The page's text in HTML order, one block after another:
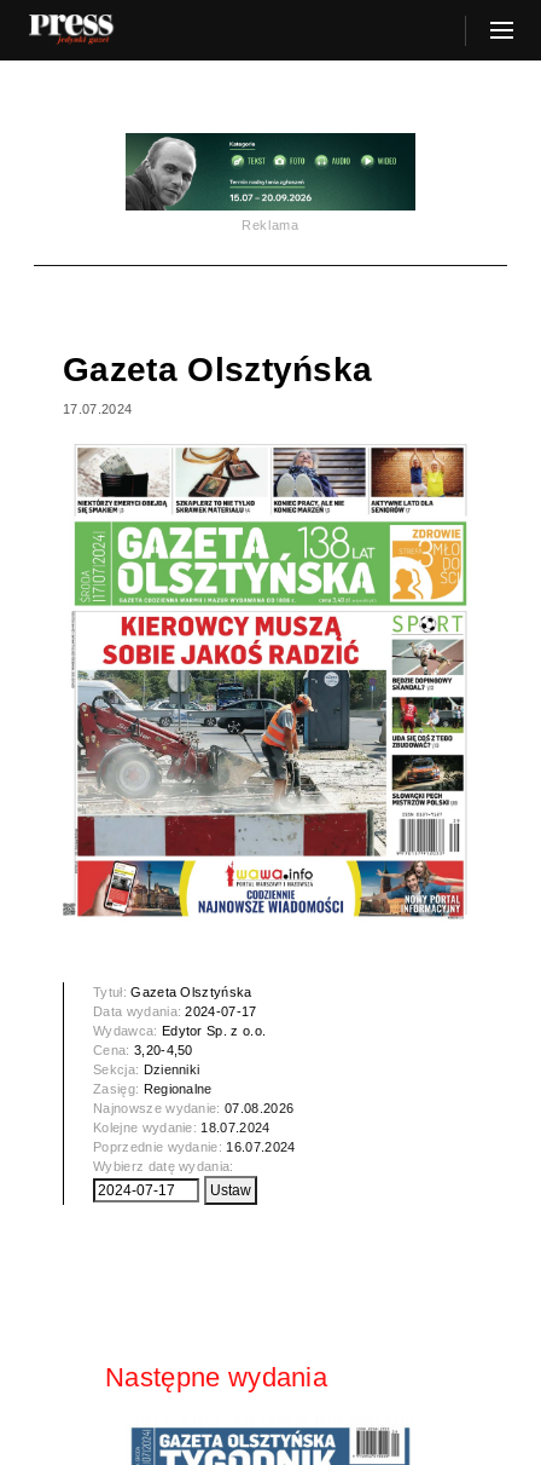
Reklama
Gazeta Olsztyńska
17.07.2024
Tytuł:Gazeta Olsztyńska
Data wydania:2024-07-17
Wydawca: Edytor Sp. z o.o.
Cena: 3,20-4,50
Sekcja: Dzienniki
Zasięg: Regionalne
Najnowsze wydanie:07.08.2026
Kolejne wydanie: 18.07.2024
Poprzednie wydanie: 16.07.2024
Wybierz datę wydania:
Następne wydania